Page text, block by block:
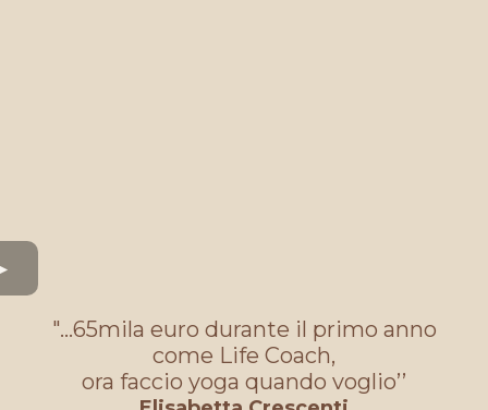
"…65mila euro durante il primo anno
come Life Coach,
ora faccio yoga quando voglio’’